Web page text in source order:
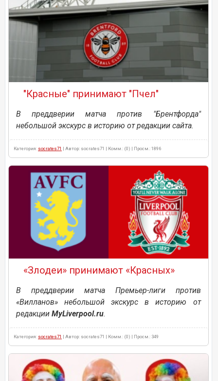
"Красные" принимают "Пчел"
В преддверии матча против "Брентфорда"
небольшой экскурс в историю от редакции сайта.
Категория: socrates71 | Автор: socrates71 | Комм.: (0) | Просм.: 1896
«Злодеи» принимают «Красных»
В преддверии матча Премьер-лиги против
«Вилланов» небольшой экскурс в историю от
редакции MyLiverpool.ru.
Категория: socrates71 | Автор: socrates71 | Комм.: (0) | Просм.: 349